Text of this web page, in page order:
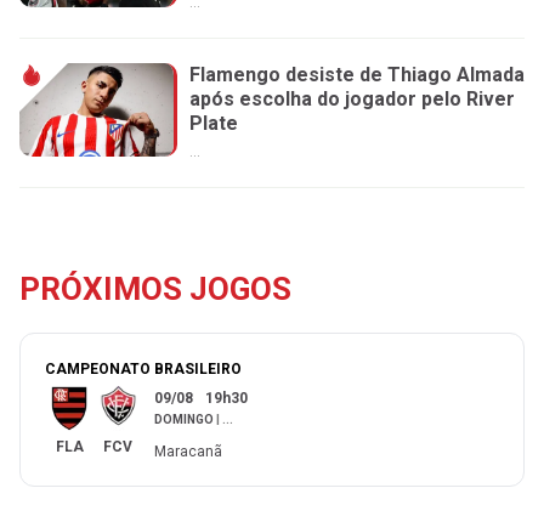
Flamengo desiste de Thiago Almada
após escolha do jogador pelo River
Plate
...
PRÓXIMOS JOGOS
CAMPEONATO BRASILEIRO
FLA FCV
09/08 19h30
DOMINGO ...
Maracanã